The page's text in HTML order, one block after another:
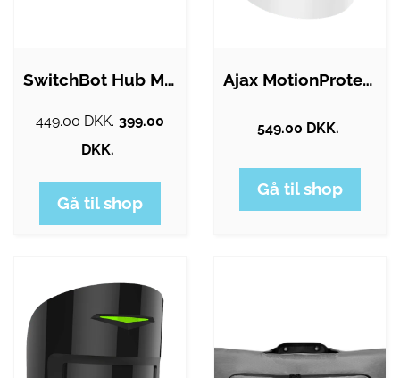
SwitchBot Hub Mini Matter - WiFi Bridge…
449.00 DKK. 399.00
DKK.
Gå til shop
Ajax MotionProtect - PIR /…
549.00 DKK.
Gå til shop